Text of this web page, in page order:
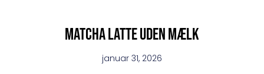
Matcha latte uden mælk
januar 31, 2026